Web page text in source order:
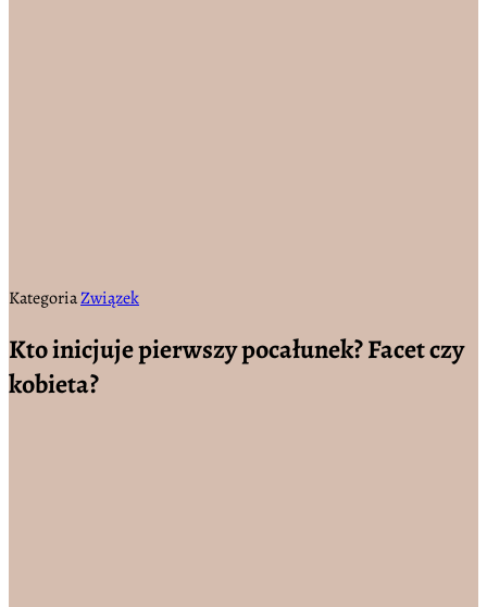
KategoriaZwiązek
Kto inicjuje pierwszy pocałunek? Facet czy
kobieta?